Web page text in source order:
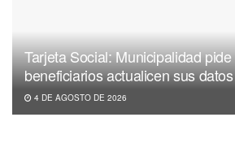
Tarjeta Social: Municipalidad
beneficiarios actualicen sus datos
4 DE AGOSTO DE 2026